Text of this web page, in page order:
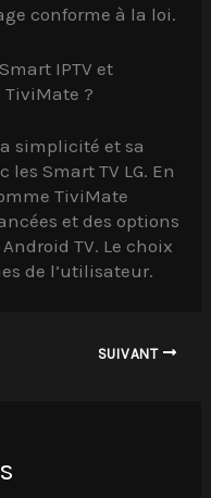
conforme à la loi.
IPTV et
?
simplicité et sa
Smart TV LG. En
TiviMate
et des options
TV. Le choix
de l’utilisateur.
SUIVANT